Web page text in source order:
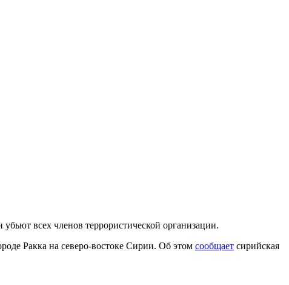
всех членов террористической организации.
Ракка на северо-востоке Сирии. Об этом сообщает сирийская